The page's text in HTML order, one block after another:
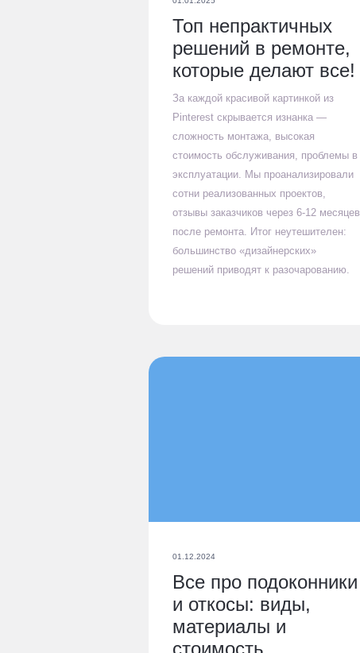
Топ непрактичных
решений в ремонте,
которые делают все!
За каждой красивой картинкой из
Pinterest скрывается изнанка —
сложность монтажа, высокая
стоимость обслуживания, проблемы в
эксплуатации. Мы проанализировали
сотни реализованных проектов,
отзывы заказчиков через 6-12 месяцев
после ремонта. Итог неутешителен:
большинство «дизайнерских»
решений приводят к разочарованию.
01.12.2024
Все про подоконники
и откосы: виды,
материалы и
стоимость